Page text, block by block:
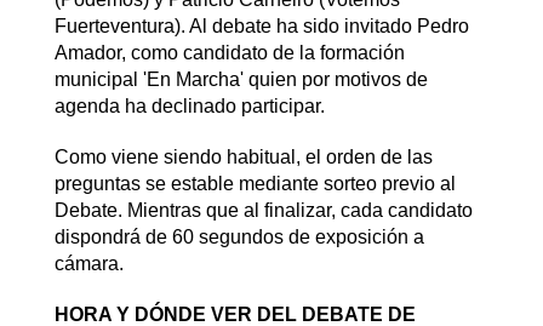
Fuerteventura). Al debate ha sido invitado Pedro
Amador, como candidato de la formación
municipal 'En Marcha' quien por motivos de
agenda ha declinado participar.
Como viene siendo habitual, el orden de las
preguntas se estable mediante sorteo previo al
Debate. Mientras que al finalizar, cada candidato
dispondrá de 60 segundos de exposición a
cámara.
HORA Y DÓNDE VER DEL DEBATE DE